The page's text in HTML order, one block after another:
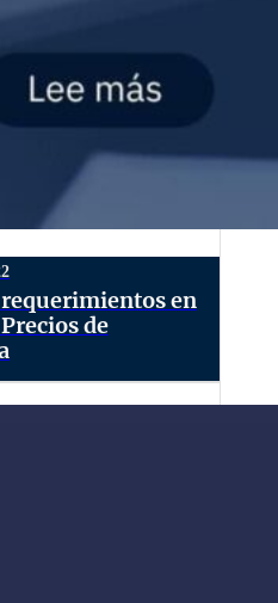
requerimientos en
de